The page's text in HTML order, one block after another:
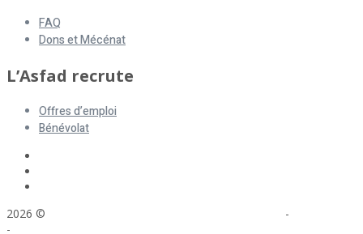
FAQ
Dons et Mécénat
L’Asfad recrute
Offres d’emploi
Bénévolat
2026 © -
-